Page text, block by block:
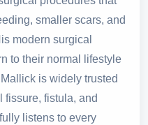
smaller scars, and
modern surgical
to their normal lifestyle
is widely trusted
fissure, fistula, and
listens to every